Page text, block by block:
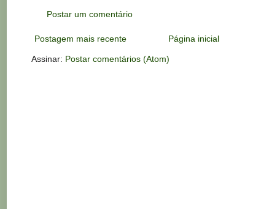
Postar um comentário
Postagem mais recente Página inicial
Assinar: Postar comentários (Atom)